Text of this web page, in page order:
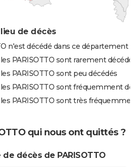
lieu de décès
n'est décédé dans ce département
PARISOTTO sont rarement
PARISOTTO sont peu décédés
PARISOTTO sont fréquemment
PARISOTTO sont très
qui nous ont quittés ?
décès de PARISOTTO